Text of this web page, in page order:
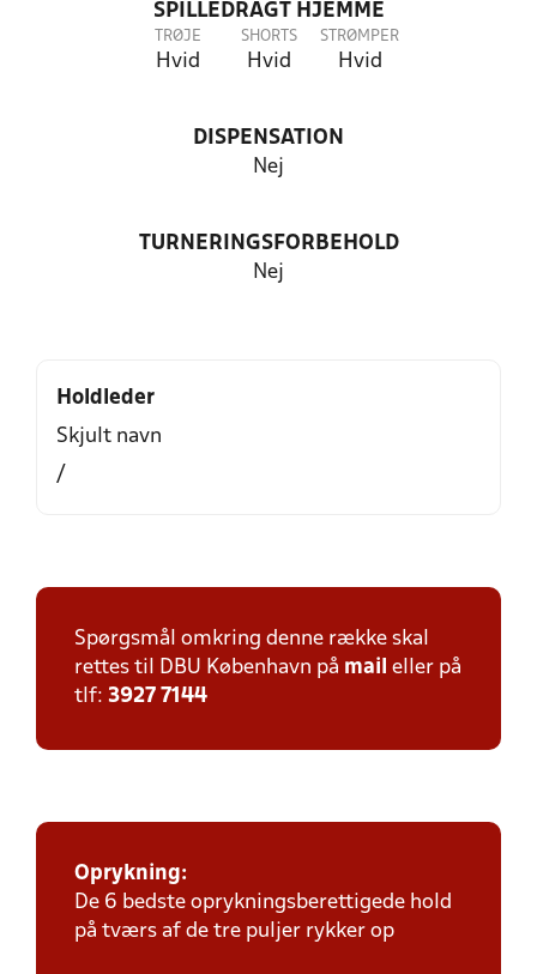
SPILLEDRAGT HJEMME
TRØJE
Hvid
SHORTS
Hvid
STRØMPER
Hvid
DISPENSATION
Nej
TURNERINGSFORBEHOLD
Nej
Holdleder
Skjult navn
/
Spørgsmål omkring denne række skal
rettes til DBU København på mail eller på
tlf: 3927 7144
Oprykning:
De 6 bedste oprykningsberettigede hold
på tværs af de tre puljer rykker op